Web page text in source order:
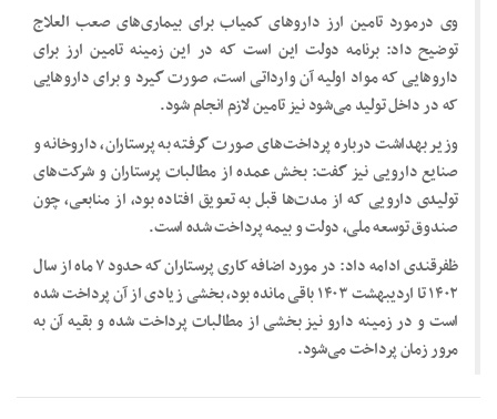
وی درمورد تامین ارز دارو‌های کمیاب برای بیماری‌های صعب العلاج
توضیح داد: برنامه دولت این است که در این زمینه تامین ارز برای
دارو‌هایی که مواد اولیه آن وارداتی است، صورت گیرد و برای دارو‌هایی
که در داخل تولید می‌شود نیز تامین لازم انجام شود.
وزیر بهداشت درباره پرداخت‌های صورت گرفته به پرستاران، داروخانه و
صنایع دارویی نیز گفت: بخش عمده از مطالبات پرستاران و شرکت‌های
تولیدی دارویی که از مدت‌ها قبل به تعویق افتاده بود، از منابعی، چون
صندوق توسعه ملی، دولت و بیمه پرداخت شده است.
ظفرقندی ادامه داد: در مورد اضافه کاری پرستاران که حدود ۷ ماه از سال
۱۴۰۲ تا اردیبهشت ۱۴۰۳ باقی مانده بود، بخشی زیادی از آن پرداخت شده
است و در زمینه دارو نیز بخشی از مطالبات پرداخت شده و بقیه آن به
مرور زمان پرداخت می‌شود.